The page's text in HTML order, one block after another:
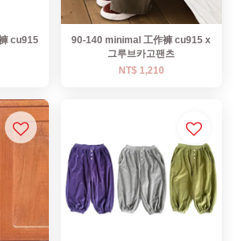
cu915
90-140 minimal 工作褲 cu915 x
그루브카고팬츠
NT$ 1,210